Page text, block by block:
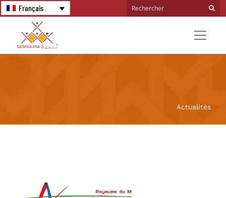
Français
Actualités